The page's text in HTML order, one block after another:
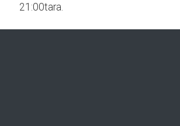
21:00tara.